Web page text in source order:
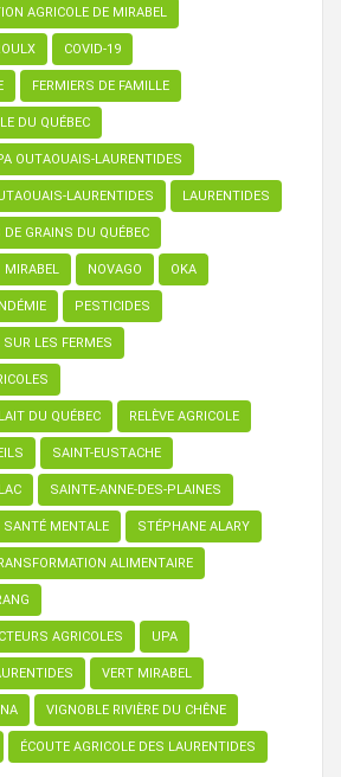
AGRICOLE DE MIRABEL
COVID-19
FERMIERS DE FAMILLE
DU QUÉBEC
OUTAOUAIS-LAURENTIDES
LAURENTIDES LAURENTIDES
GRAINS DU QUÉBEC
MIRABEL NOVAGO OKA
PESTICIDES
LES FERMES
DU QUÉBEC RELÈVE AGRICOLE
SAINT-EUSTACHE
SAINTE-ANNE-DES-PLAINES
SANTÉ MENTALE STÉPHANE ALARY
ALIMENTAIRE
AGRICOLES UPA
VERT MIRABEL
VIGNOBLE RIVIÈRE DU CHÊNE
ÉCOUTE AGRICOLE DES LAURENTIDES